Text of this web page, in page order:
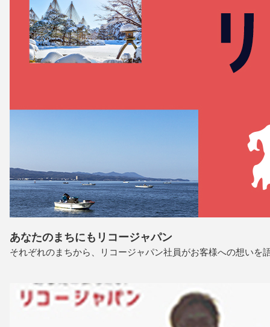
あなたのまちにもリコージャパン
それぞれのまちから、リコージャパン社員がお客様への想いを